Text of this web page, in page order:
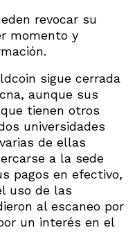
revocar su
momento y
sigue cerrada
aunque sus
tienen otros
universidades
de ellas
a la sede
pagos en efectivo,
uso de las
al escaneo por
un interés en el